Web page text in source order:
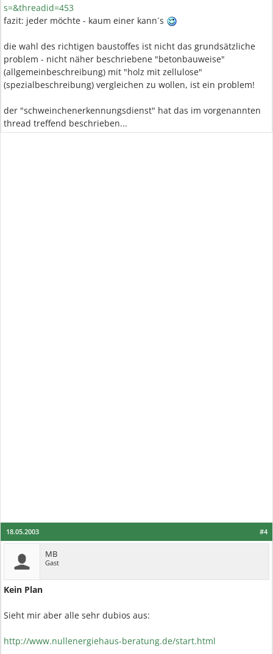
s=&threadid=453
fazit: jeder möchte - kaum einer kann´s
die wahl des richtigen baustoffes ist nicht das grundsätzliche
problem - nicht näher beschriebene "betonbauweise"
(allgemeinbeschreibung) mit "holz mit zellulose"
(spezialbeschreibung) vergleichen zu wollen, ist ein problem!
der "schweinchenerkennungsdienst" hat das im vorgenannten
thread treffend beschrieben...
#4
18.05.2003
MB
Gast
Kein Plan
Sieht mir aber alle sehr dubios aus:
http://www.nullenergiehaus-beratung.de/start.html